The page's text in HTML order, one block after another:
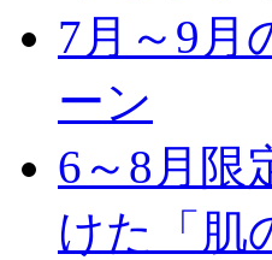
7月～9月
ーン
6～8月限
けた「肌